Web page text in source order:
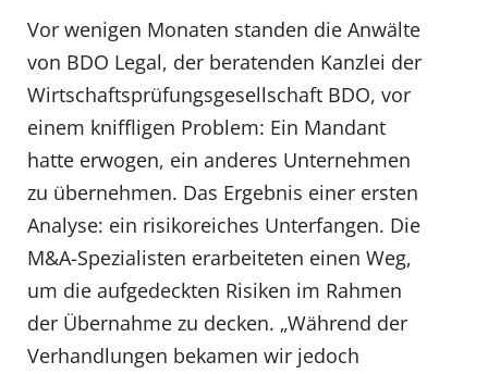
Vor wenigen Monaten standen die Anwälte
von BDO Legal, der beratenden Kanzlei der
Wirtschaftsprüfungsgesellschaft BDO, vor
einem kniffligen Problem: Ein Mandant
hatte erwogen, ein anderes Unternehmen
zu übernehmen. Das Ergebnis einer ersten
Analyse: ein risikoreiches Unterfangen. Die
M&A-Spezialisten erarbeiteten einen Weg,
um die aufgedeckten Risiken im Rahmen
der Übernahme zu decken. „Während der
Verhandlungen bekamen wir jedoch